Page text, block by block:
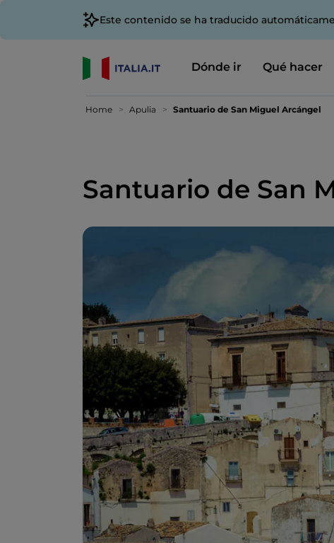
Este contenido se ha traducido
Dónde ir Qué hacer
Home Apulia Santuario de San Miguel Arcángel
Santuario de San